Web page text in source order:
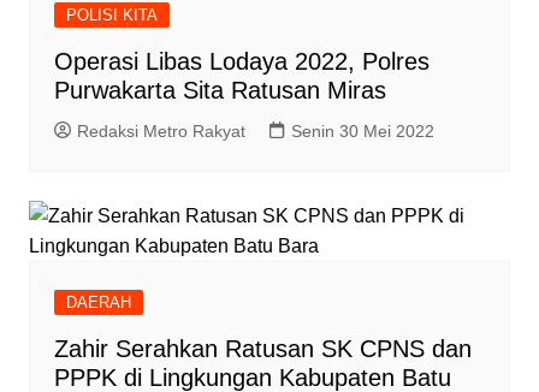
POLISI KITA
Operasi Libas Lodaya 2022, Polres
Purwakarta Sita Ratusan Miras
Redaksi Metro Rakyat Senin 30 Mei 2022
DAERAH
Zahir Serahkan Ratusan SK CPNS dan
PPPK di Lingkungan Kabupaten Batu